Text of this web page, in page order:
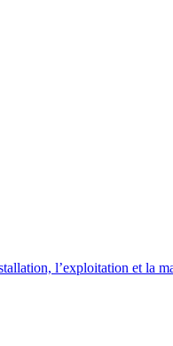
l’exploitation et la